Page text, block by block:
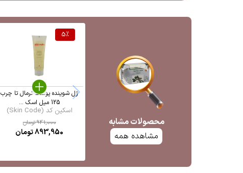
محصولات مشابه
مشاهده همه
5%
ژل شوینده پوست نرمال تا چرب
125 میل اسک ...
اسکین کد (Skin Code)
941,000تومان
893,950تومان